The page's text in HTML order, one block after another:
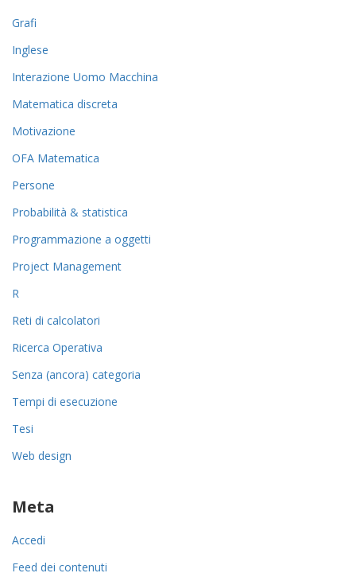
Grafi
Inglese
Interazione Uomo Macchina
Matematica discreta
Motivazione
OFA Matematica
Persone
Probabilità & statistica
Programmazione a oggetti
Project Management
R
Reti di calcolatori
Ricerca Operativa
Senza (ancora) categoria
Tempi di esecuzione
Tesi
Web design
Meta
Accedi
Feed dei contenuti